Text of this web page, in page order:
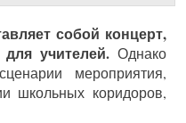
собой концерт,
учителей.Однако
мероприятия,
школьных коридоров,